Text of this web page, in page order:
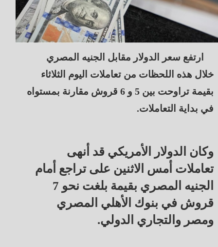
ارتفع سعر الدولار مقابل الجنيه المصري
خلال هذه اللحظات من تعاملات اليوم الثلاثاء
بقيمة تراوحت بين 5 و 6 قروش مقارنة بمستواه
في بداية التعاملات.
وكان الدولار الأمريكي قد أنهى
تعاملات أمس الاثنين على تراجع أمام
الجنيه المصري بقيمة بلغت نحو 7
قروش في بنوك الأهلي المصري
ومصر والتجاري الدولي.